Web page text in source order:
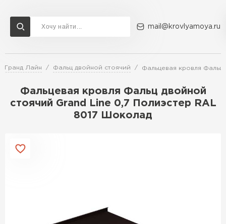
mail@krovlyamoya.ru
Гранд Лайн Фальц двойной стоячий Фальцевая кровля
Фальцевая кровля Фальц двойной
стоячий Grand Line 0,7 Полиэстер RAL
8017 Шоколад
Сервисы расчета
Расчет штакетника для забора
Расчет водостока
Расчет софитов для кровли
Расчет кровли из профнастила
Доставка Контакты